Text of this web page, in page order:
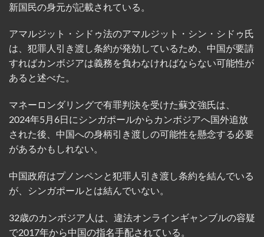
新国民の身元が記載されている。
アマルジット・シドゥ法のアマルジット・シン・シドゥ氏
は、犯罪人引き渡し条約が発効しているため、中国が要請
すればカンボジアは義務を負わなければならない可能性が
あると述べた。
マネーロンダリングで有罪判決を受けた蘇文強氏は、
2024年5月6日にシンガポールからカンボジアへ国外追放
された後、中国への身柄引き渡しの可能性を懸念する必要
があるかもしれない。
中国政府はプノンペンと犯罪人引き渡し条約を結んでいる
が、シンガポールとは結んでいない。
32歳のカンボジア人は、違法オンラインギャンブルの容疑
で2017年から中国の指名手配されている。